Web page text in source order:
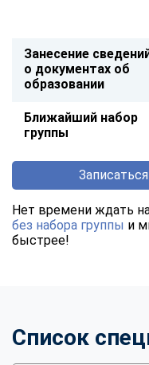
Занесение
о документах об
образовании
Ближайший набор
группы
Нет времени ждать
без набора группы и
быстрее!
Список